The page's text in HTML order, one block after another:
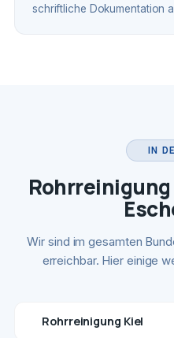
schriftliche Dokumentation
IN
Rohrreinigung
Wir sind im gesamten
erreichbar. Hier einige
Rohrreinigung Kiel